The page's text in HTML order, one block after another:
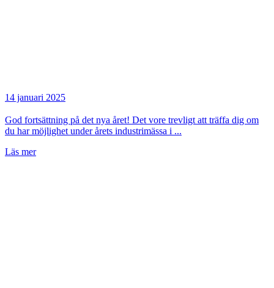
14 januari 2025
God fortsättning på det nya året! Det vore trevligt att träffa dig om
du har möjlighet under årets industrimässa i ...
Läs mer